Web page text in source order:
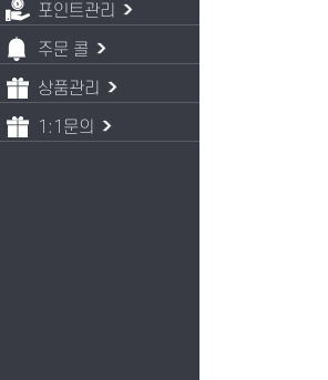
포인트관리
주문 콜
상품관리
1:1문의